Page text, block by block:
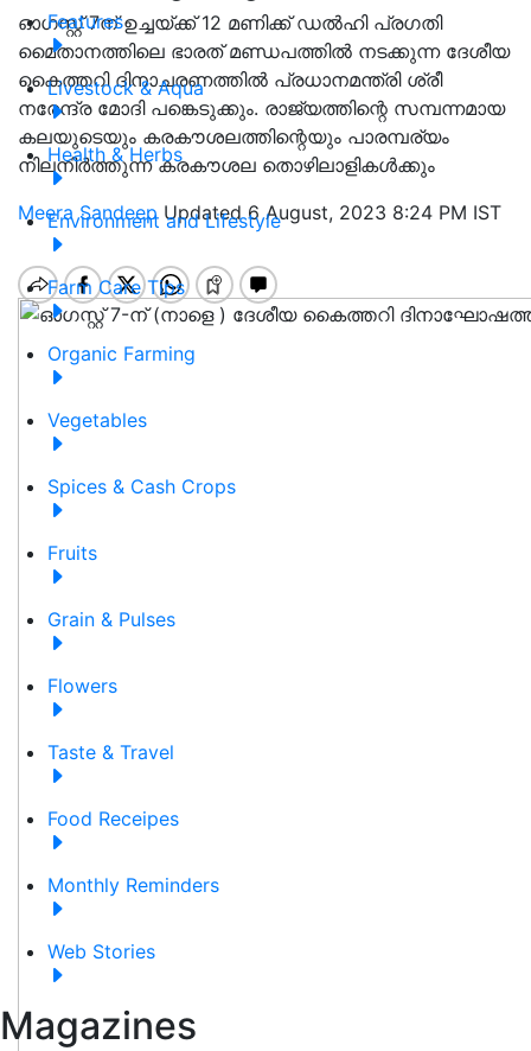
Features
Livestock & Aqua
Health & Herbs
Environment and Lifestyle
Farm Care Tips
Organic Farming
Vegetables
Spices & Cash Crops
Fruits
Grain & Pulses
Flowers
Taste & Travel
Food Receipes
Monthly Reminders
Web Stories
Magazines
ഓഗസ്റ്റ് 7ന് ഉച്ചയ്ക്ക് 12 മണിക്ക് ഡല്‍ഹി പ്രഗതി
മൈതാനത്തിലെ ഭാരത് മണ്ഡപത്തില്‍ നടക്കുന്ന ദേശീയ
കൈത്തറി ദിനാചരണത്തില്‍ പ്രധാനമന്ത്രി ശ്രീ
നരേന്ദ്ര മോദി പങ്കെടുക്കും. രാജ്യത്തിന്റെ സമ്പന്നമായ
കലയുടെയും കരകൗശലത്തിന്റെയും പാരമ്പര്യം
നിലനിര്‍ത്തുന്ന കരകൗശല തൊഴിലാളികള്‍ക്കും
Meera Sandeep Updated 6 August, 2023 8:24 PM IST